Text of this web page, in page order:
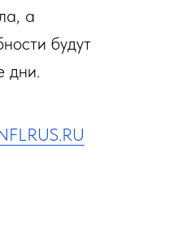
а
будут
дни.